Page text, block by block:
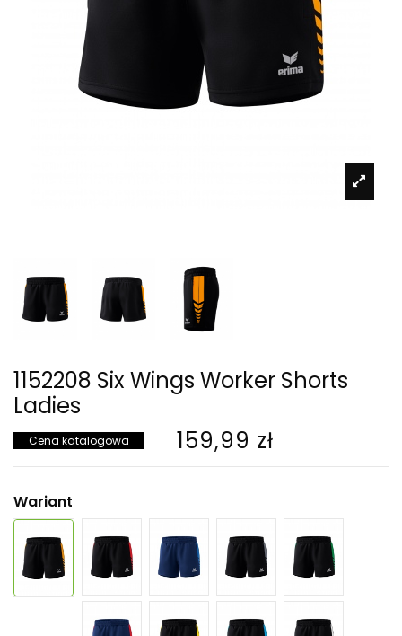
1152208 Six Wings Worker Shorts
Ladies
Cena katalogowa 159,99 zł
Wariant